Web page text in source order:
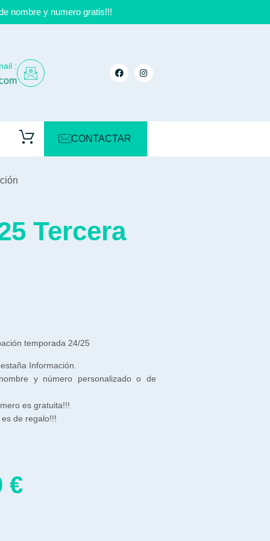
nombre y numero gratis!!!
:
CONTACTAR
Tercera
temporada 24/25
Información.
y número personalizado o de
es gratuita!!!
de regalo!!!
€